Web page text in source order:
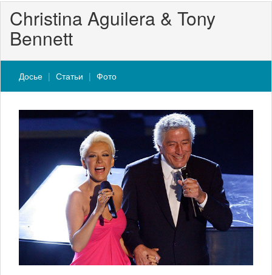
Christina Aguilera & Tony
Bennett
Досье Статьи Фото